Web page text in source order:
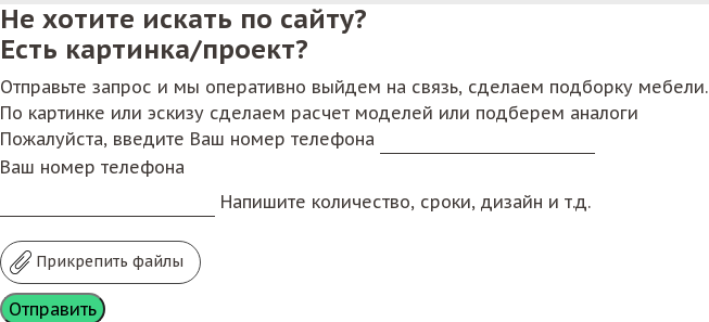
Не хотите искать по сайту?
Есть картинка/проект?
Отправьте запрос и мы оперативно выйдем на связь, сделаем подборку мебели.
По картинке или эскизу сделаем расчет моделей или подберем аналоги
Пожалуйста, введите Ваш номер телефона
Ваш номер телефона
Напишите количество, сроки, дизайн и т.д.
Прикрепить файлы